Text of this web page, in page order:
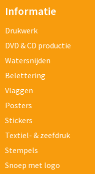
Informatie
Drukwerk
DVD & CD productie
Watersnijden
Belettering
Vlaggen
Posters
Stickers
Textiel- & zeefdruk
Stempels
Snoep met logo